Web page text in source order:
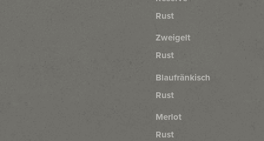
Rust
Zweigelt
Rust
Blaufränkisch
Rust
Merlot
Rust